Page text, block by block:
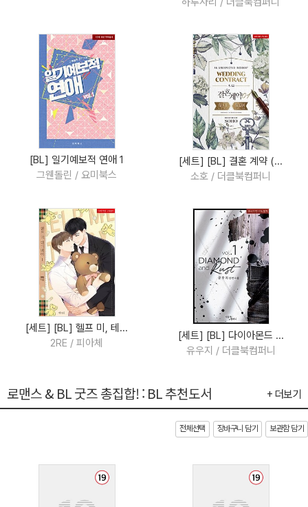
[BL] 일기예보적 연애 1
그웬돌린 / 요미북스
[세트] [BL] 결혼 계약 (...
소호 / 더클북컴퍼니
[세트] [BL] 헬프 미, 테...
2RE / 피아체
[세트] [BL] 다이아몬드 ...
유우지 / 더클북컴퍼니
로맨스 & BL 굿즈 총집합! : BL 추천도서 + 더보기
전체선택 장바구니 담기 보관함 담기